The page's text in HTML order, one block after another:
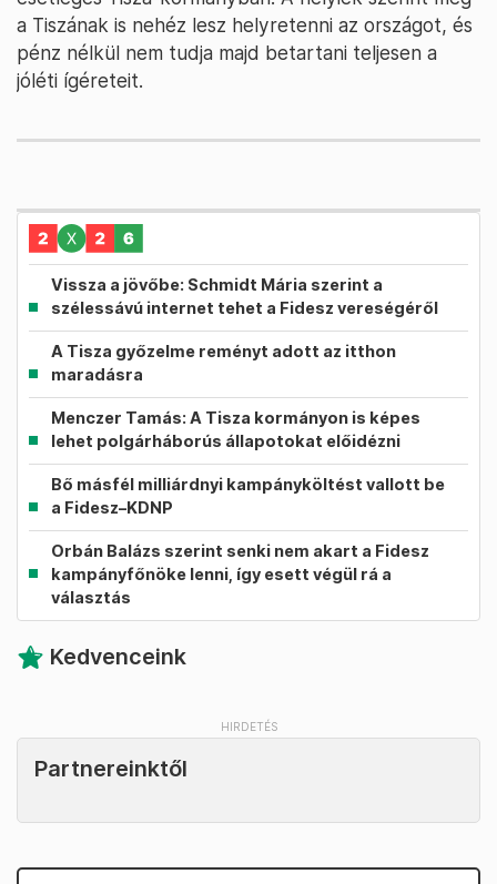
a Tiszának is nehéz lesz helyretenni az országot, és
pénz nélkül nem tudja majd betartani teljesen a
jóléti ígéreteit.
Vissza a jövőbe: Schmidt Mária szerint a
szélessávú internet tehet a Fidesz vereségéről
A Tisza győzelme reményt adott az itthon
maradásra
Menczer Tamás: A Tisza kormányon is képes
lehet polgárháborús állapotokat előidézni
Bő másfél milliárdnyi kampányköltést vallott be
a Fidesz–KDNP
Orbán Balázs szerint senki nem akart a Fidesz
kampányfőnöke lenni, így esett végül rá a
választás
Kedvenceink
Partnereinktől